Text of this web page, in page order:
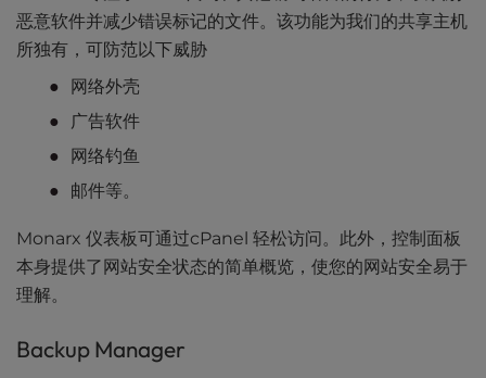
恶意软件并减少错误标记的文件。该功能为我们的共享主机
所独有，可防范以下威胁
网络外壳
广告软件
网络钓鱼
邮件等。
Monarx 仪表板可通过cPanel 轻松访问。此外，控制面板
本身提供了网站安全状态的简单概览，使您的网站安全易于
理解。
Backup Manager